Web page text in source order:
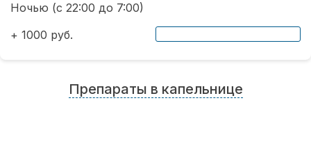
Ночью (с 22:00 до 7:00)
+ 1000 руб.
Препараты в капельнице